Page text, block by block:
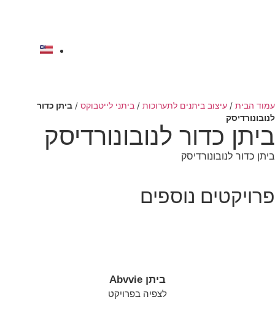
עמוד הבית / עיצוב ביתנים לתערוכות / ביתני לייטבוקס / ביתן כדור
לנובונורדיסק
ביתן כדור לנובונורדיסק
ביתן כדור לנובונורדיסק
פרויקטים נוספים
ביתן Abvvie
לצפיה בפרויקט